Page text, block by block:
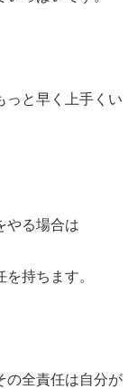
っと早く上手くい
やる場合は
持ちます。
の全責任は自分が